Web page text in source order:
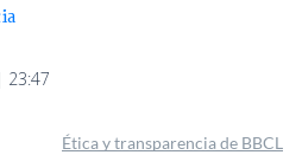
23:47
Ética y transparencia de BBCL